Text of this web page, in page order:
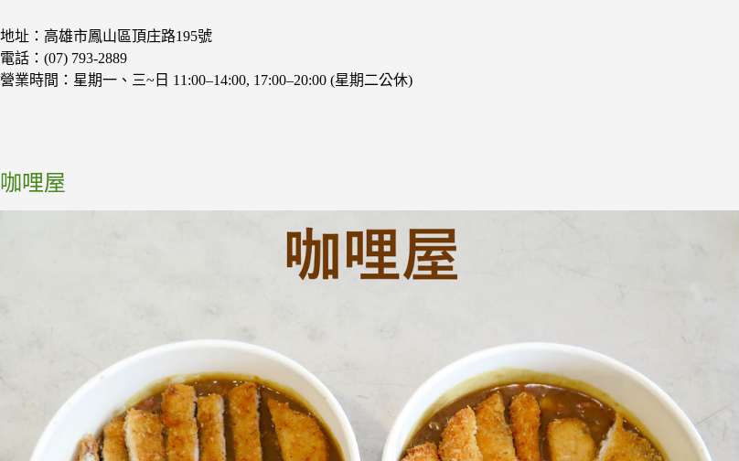
地址：高雄市鳳山區頂庄路195號
電話：(07) 793-2889
營業時間：星期一、三~日 11:00–14:00, 17:00–20:00 (星期二公休)
咖哩屋